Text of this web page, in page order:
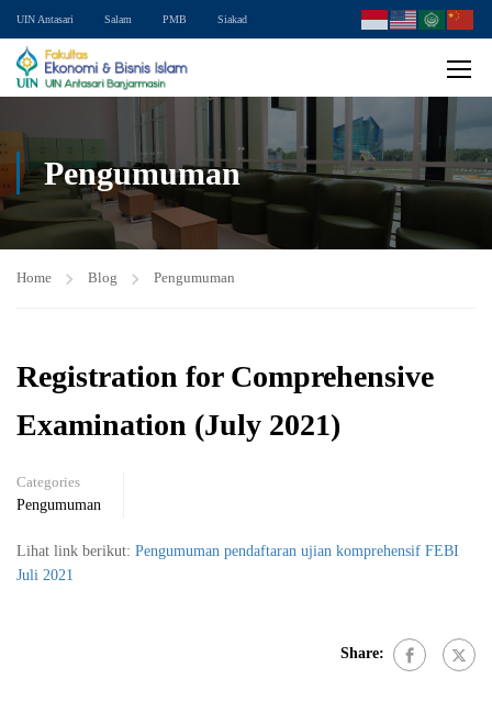
UIN Antasari Salam PMB Siakad
Pengumuman
Home Blog Pengumuman
Registration for Comprehensive
Examination (July 2021)
Categories
Pengumuman
Lihat link berikut: Pengumuman pendaftaran ujian komprehensif FEBI
Juli 2021
Share: